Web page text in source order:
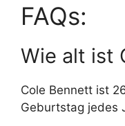
FAQs:
Wie alt ist
Cole Bennett ist
Geburtstag jedes